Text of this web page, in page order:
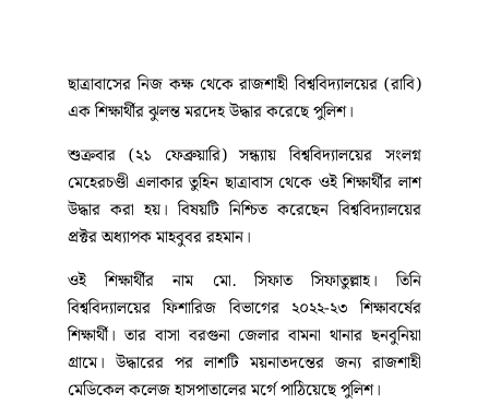
ছাত্রাবাসের নিজ কক্ষ থেকে রাজশাহী বিশ্ববিদ্যালয়ের (রাবি)
এক শিক্ষার্থীর ঝুলন্ত মরদেহ উদ্ধার করেছে পুলিশ।
শুক্রবার (২১ ফেব্রুয়ারি) সন্ধ্যায় বিশ্ববিদ্যালয়ের সংলগ্ন
মেহেরচণ্ডী এলাকার তুহিন ছাত্রাবাস থেকে ওই শিক্ষার্থীর লাশ
উদ্ধার করা হয়। বিষয়টি নিশ্চিত করেছেন বিশ্ববিদ্যালয়ের
প্রক্টর অধ্যাপক মাহবুবর রহমান।
ওই শিক্ষার্থীর নাম মো. সিফাত সিফাতুল্লাহ। তিনি
বিশ্ববিদ্যালয়ের ফিশারিজ বিভাগের ২০২২-২৩ শিক্ষাবর্ষের
শিক্ষার্থী। তার বাসা বরগুনা জেলার বামনা থানার ছনবুনিয়া
গ্রামে। উদ্ধারের পর লাশটি ময়নাতদন্তের জন্য রাজশাহী
মেডিকেল কলেজ হাসপাতালের মর্গে পাঠিয়েছে পুলিশ।